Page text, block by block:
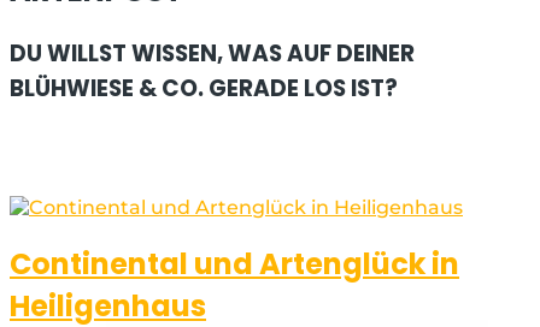
DU WILLST WISSEN, WAS AUF DEINER
BLÜHWIESE & CO. GERADE LOS IST?
Continental und Artenglück in
Heiligenhaus